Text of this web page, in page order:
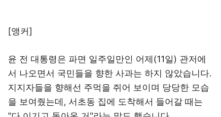
[앵커]
윤 전 대통령은 파면 일주일만인 어제(11일) 관저에
서 나오면서 국민들을 향한 사과는 하지 않았습니다.
지지자들을 향해선 주먹을 쥐어 보이며 당당한 모습
을 보여줬는데, 서초동 집에 도착해서 들어갈 때는